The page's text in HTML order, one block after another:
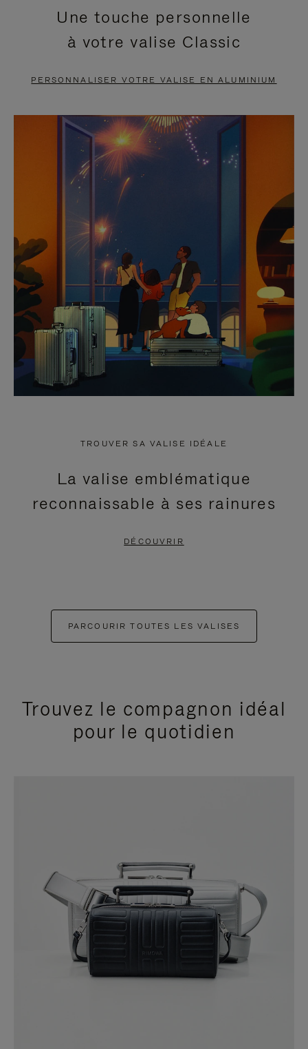
EN
PAUSE,
APPUYEZ
POUR
METTRE
PAUSE
VIDÉO
EST
DÉSACTIVÉ.
CLIQUER
POUR
RÉACTIVER
LE
SON
Une touche personnelle
à votre valise Classic
PERSONNALISER VOTRE VALISE EN ALUMINIUM
TROUVER SA VALISE IDÉALE
La valise emblématique
reconnaissable à ses rainures
DÉCOUVRIR
PARCOURIR TOUTES LES VALISES
Trouvez le compagnon idéal
pour le quotidien